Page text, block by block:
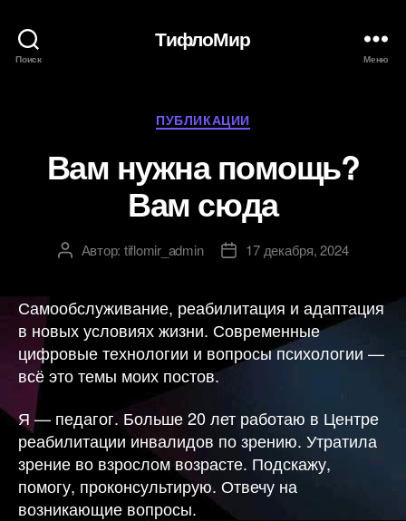
Поиск
ТифлоМир
Меню
Рубрики
ПУБЛИКАЦИИ
Вам нужна помощь?
Вам сюда
АвторАвтор: tiflomir_admin
Дата17 декабря, 2024
Самообслуживание, реабилитация и адаптация
в новых условиях жизни. Современные
цифровые технологии и вопросы психологии —
всё это темы моих постов.
Я — педагог. Больше 20 лет работаю в Центре
реабилитации инвалидов по зрению. Утратила
зрение во взрослом возрасте. Подскажу,
помогу, проконсультирую. Отвечу на
возникающие вопросы.